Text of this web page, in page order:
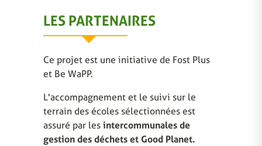
LES PARTENAIRES
Ce projet est une initiative de Fost Plus
et Be WaPP.
L'accompagnement et le suivi sur le
terrain des écoles sélectionnées est
assuré par les intercommunales de
gestion des déchets et Good Planet.